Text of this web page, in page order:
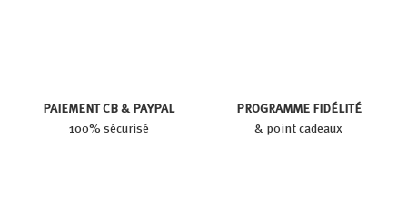
PAIEMENT CB & PAYPAL
100% sécurisé
PROGRAMME FIDÉLITÉ
& point cadeaux